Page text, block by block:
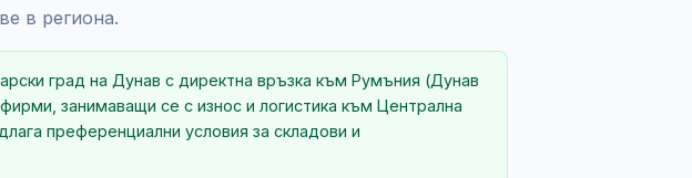
в региона.
град на Дунав с директна връзка към Румъния (Дунав
занимаващи се с износ и логистика към Централна
преференциални условия за складови и